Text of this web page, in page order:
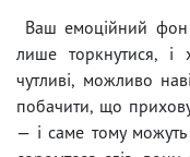
Ваш емоційний
лише торкнутися, і
чутливі, можливо
побачити, що
— і саме тому